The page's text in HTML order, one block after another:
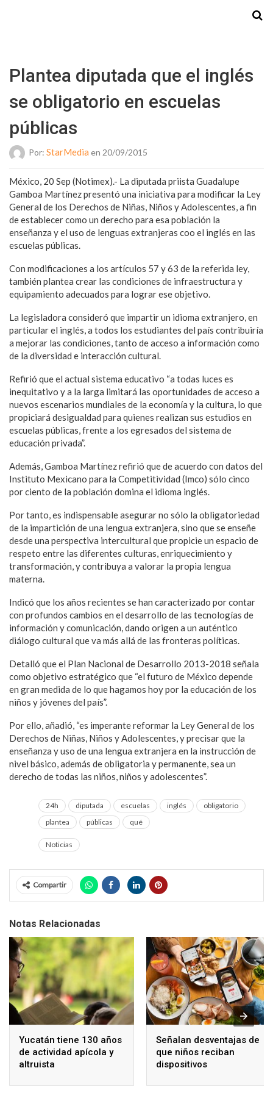
Plantea diputada que el inglés
se obligatorio en escuelas
públicas
Por: StarMedia en 20/09/2015
México, 20 Sep (Notimex).- La diputada priista Guadalupe
Gamboa Martínez presentó una iniciativa para modificar la Ley
General de los Derechos de Niñas, Niños y Adolescentes, a fin
de establecer como un derecho para esa población la
enseñanza y el uso de lenguas extranjeras coo el inglés en las
escuelas públicas.
Con modificaciones a los artículos 57 y 63 de la referida ley,
también plantea crear las condiciones de infraestructura y
equipamiento adecuados para lograr ese objetivo.
La legisladora consideró que impartir un idioma extranjero, en
particular el inglés, a todos los estudiantes del país contribuiría
a mejorar las condiciones, tanto de acceso a información como
de la diversidad e interacción cultural.
Refirió que el actual sistema educativo “a todas luces es
inequitativo y a la larga limitará las oportunidades de acceso a
nuevos escenarios mundiales de la economía y la cultura, lo que
propiciará desigualdad para quienes realizan sus estudios en
escuelas públicas, frente a los egresados del sistema de
educación privada”.
Además, Gamboa Martínez refirió que de acuerdo con datos del
Instituto Mexicano para la Competitividad (Imco) sólo cinco
por ciento de la población domina el idioma inglés.
Por tanto, es indispensable asegurar no sólo la obligatoriedad
de la impartición de una lengua extranjera, sino que se enseñe
desde una perspectiva intercultural que propicie un espacio de
respeto entre las diferentes culturas, enriquecimiento y
transformación, y contribuya a valorar la propia lengua
materna.
Indicó que los años recientes se han caracterizado por contar
con profundos cambios en el desarrollo de las tecnologías de
información y comunicación, dando origen a un auténtico
diálogo cultural que va más allá de las fronteras políticas.
Detalló que el Plan Nacional de Desarrollo 2013-2018 señala
como objetivo estratégico que “el futuro de México depende
en gran medida de lo que hagamos hoy por la educación de los
niños y jóvenes del país”.
Por ello, añadió, “es imperante reformar la Ley General de los
Derechos de Niñas, Niños y Adolescentes, y precisar que la
enseñanza y uso de una lengua extranjera en la instrucción de
nivel básico, además de obligatoria y permanente, sea un
derecho de todas las niños, niños y adolescentes”.
24h diputada escuelas inglés
obligatorio
plantea
públicas qué
Noticias
Compartir
Notas Relacionadas
Yucatán tiene 130 años
de actividad apícola y
altruista
Señalan desventajas de
que niños reciban
dispositivos